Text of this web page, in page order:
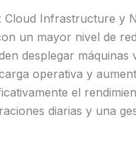
Cloud Infrastructure y
un mayor nivel de
desplegar
operativa y
el
diarias y una